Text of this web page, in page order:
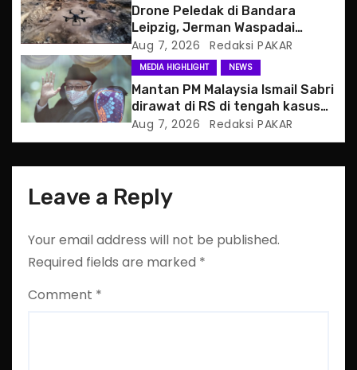
o
n
Drone Peledak di Bandara
Leipzig, Jerman Waspadai
Serangan Hibrida Rusia
Aug 7, 2026 Redaksi PAKAR
MEDIA HIGHLIGHT NEWS
Mantan PM Malaysia Ismail Sabri
dirawat di RS di tengah kasus
hukum
Aug 7, 2026 Redaksi PAKAR
Leave a Reply
Your email address will not be published.
Required fields are marked *
Comment *